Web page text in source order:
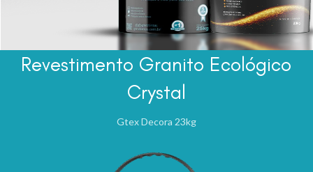
Revestimento Granito Ecológico
Crystal
Gtex Decora 23kg